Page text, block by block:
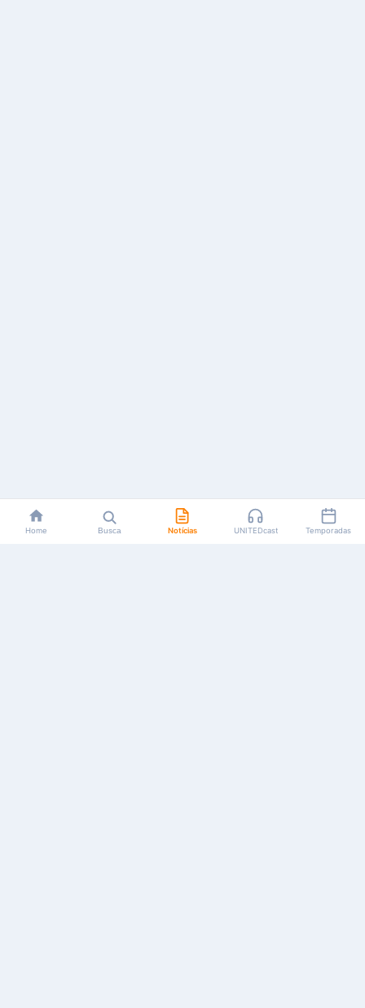
Home Busca Notícias UNITEDcast Temporadas